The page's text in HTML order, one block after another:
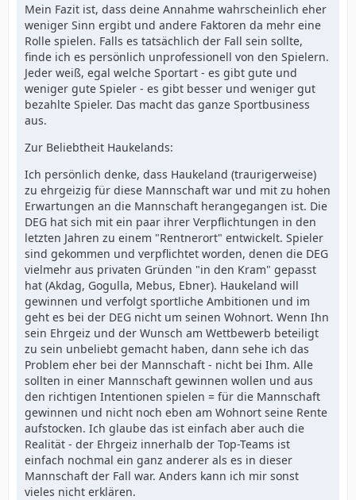
Mein Fazit ist, dass deine Annahme wahrscheinlich eher
weniger Sinn ergibt und andere Faktoren da mehr eine
Rolle spielen. Falls es tatsächlich der Fall sein sollte,
finde ich es persönlich unprofessionell von den Spielern.
Jeder weiß, egal welche Sportart - es gibt gute und
weniger gute Spieler - es gibt besser und weniger gut
bezahlte Spieler. Das macht das ganze Sportbusiness
aus.
Zur Beliebtheit Haukelands:
Ich persönlich denke, dass Haukeland (traurigerweise)
zu ehrgeizig für diese Mannschaft war und mit zu hohen
Erwartungen an die Mannschaft herangegangen ist. Die
DEG hat sich mit ein paar ihrer Verpflichtungen in den
letzten Jahren zu einem "Rentnerort" entwickelt. Spieler
sind gekommen und verpflichtet worden, denen die DEG
vielmehr aus privaten Gründen "in den Kram" gepasst
hat (Akdag, Gogulla, Mebus, Ebner). Haukeland will
gewinnen und verfolgt sportliche Ambitionen und im
geht es bei der DEG nicht um seinen Wohnort. Wenn Ihn
sein Ehrgeiz und der Wunsch am Wettbewerb beteiligt
zu sein unbeliebt gemacht haben, dann sehe ich das
Problem eher bei der Mannschaft - nicht bei Ihm. Alle
sollten in einer Mannschaft gewinnen wollen und aus
den richtigen Intentionen spielen = für die Mannschaft
gewinnen und nicht noch eben am Wohnort seine Rente
aufstocken. Ich glaube das ist einfach aber auch die
Realität - der Ehrgeiz innerhalb der Top-Teams ist
einfach nochmal ein ganz anderer als es in dieser
Mannschaft der Fall war. Anders kann ich mir sonst
vieles nicht erklären.